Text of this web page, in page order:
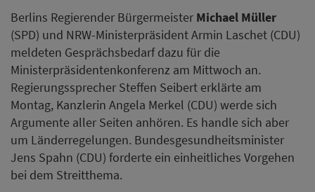
Berlins Regierender Bürgermeister Michael Müller
(SPD) und NRW-Ministerpräsident Armin Laschet (CDU)
meldeten Gesprächsbedarf dazu für die
Ministerpräsidentenkonferenz am Mittwoch an.
Regierungssprecher Steffen Seibert erklärte am
Montag, Kanzlerin Angela Merkel (CDU) werde sich
Argumente aller Seiten anhören. Es handle sich aber
um Länderregelungen. Bundesgesundheitsminister
Jens Spahn (CDU) forderte ein einheitliches Vorgehen
bei dem Streitthema.